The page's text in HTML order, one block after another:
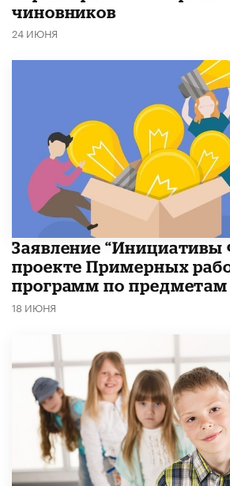
чиновников
24 ИЮНЯ
Заявление “Инициативы
проекте Примерных
программ по предметам
18 ИЮНЯ